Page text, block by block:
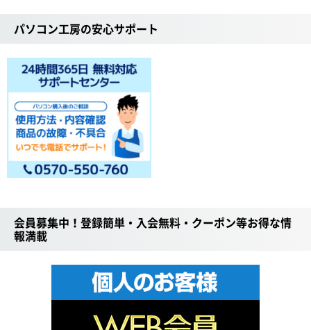
パソコン工房の安心サポート
会員募集中！登録簡単・入会無料・クーポン等お得な情
報満載